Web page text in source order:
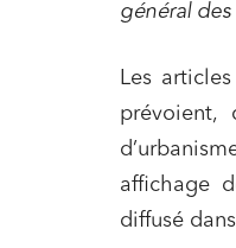
général
Les
prévoient,
affichage
diffusé